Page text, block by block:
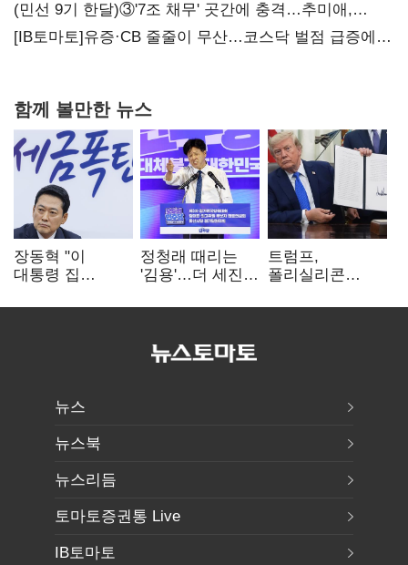
(민선 9기 한달)③'7조 채무' 곳간에 충격…추미애,
20년만에 '비상재정' 선언 승부수
[IB토마토]유증·CB 줄줄이 무산…코스닥 벌점 급증에
함께 볼만한 뉴스
장동혁 "이
대통령 집
폭탄…'내로남불'"
정청래 때리는
'김용'…더 세진
입
트럼프,
폴리실리콘
관세…"미 산업
뉴스
뉴스북
뉴스리듬
토마토증권통 Live
IB토마토